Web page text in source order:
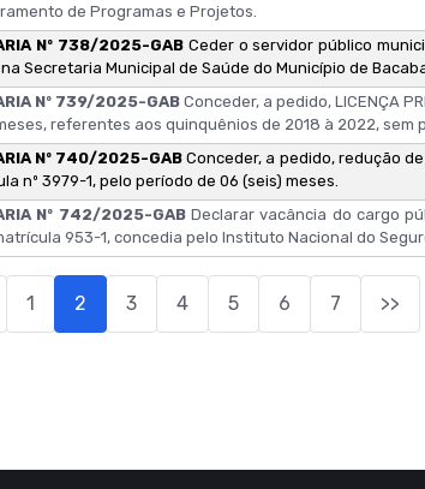
de Programas e Projetos.
Nº 738/2025-GAB Ceder o servidor público
Secretaria Municipal de Saúde do Município de
Nº 739/2025-GABConceder, a pedido, LICENÇA
referentes aos quinquênios de 2018 à 2022, sem
Nº 740/2025-GABConceder, a pedido, redução
nº 3979-1, pelo período de 06 (seis) meses.
Nº 742/2025-GAB Declarar vacância do cargo
953-1, concedia pelo Instituto Nacional do
1 2 3 4 5 6 7 >>